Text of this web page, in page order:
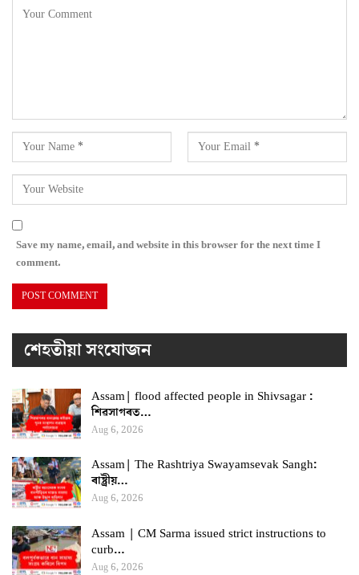
Save my name, email, and website in this browser for the next time I
comment.
শেহতীয়া সংযোজন
Assam| flood affected people in Shivsagar :
শিৱসাগৰত…
Aug 6, 2026
Assam| The Rashtriya Swayamsevak Sangh:
ৰাষ্ট্ৰীয়…
Aug 6, 2026
Assam | CM Sarma issued strict instructions to
curb…
Aug 6, 2026